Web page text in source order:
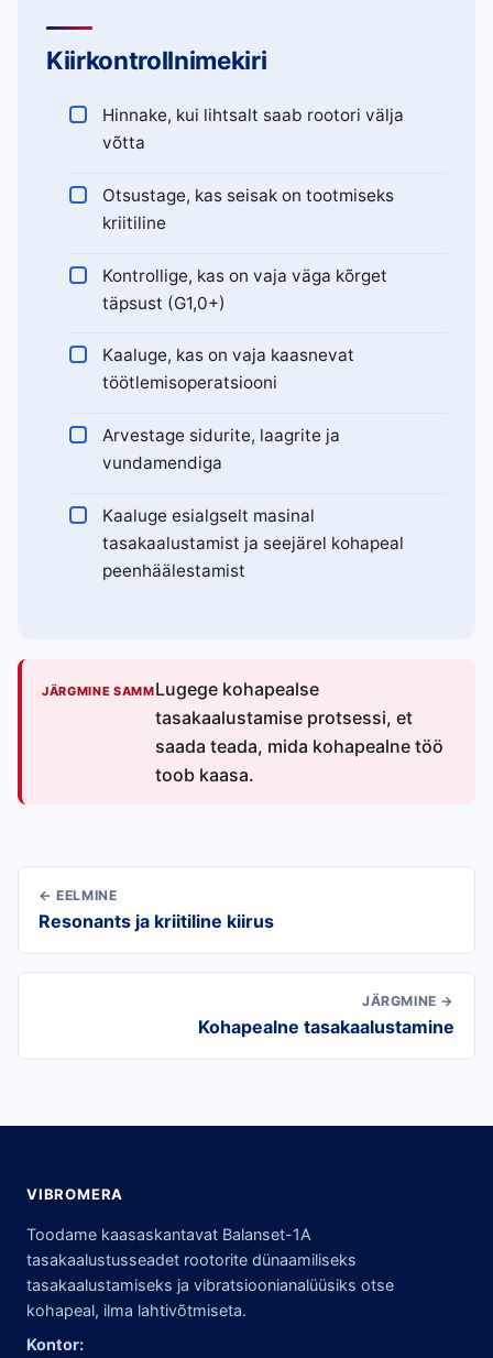
Kiirkontrollnimekiri
Hinnake, kui lihtsalt saab rootori välja
võtta
Otsustage, kas seisak on tootmiseks
kriitiline
Kontrollige, kas on vaja väga kõrget
täpsust (G1,0+)
Kaaluge, kas on vaja kaasnevat
töötlemisoperatsiooni
Arvestage sidurite, laagrite ja
vundamendiga
Kaaluge esialgselt masinal
tasakaalustamist ja seejärel kohapeal
peenhäälestamist
JÄRGMINE SAMMLugege kohapealse
tasakaalustamise protsessi, et
saada teada, mida kohapealne töö
toob kaasa.
← EELMINE
Resonants ja kriitiline kiirus
JÄRGMINE →
Kohapealne tasakaalustamine
VIBROMERA
Toodame kaasaskantavat Balanset-1A
tasakaalustusseadet rootorite dünaamiliseks
tasakaalustamiseks ja vibratsioonianalüüsiks otse
kohapeal, ilma lahtivõtmiseta.
Kontor: